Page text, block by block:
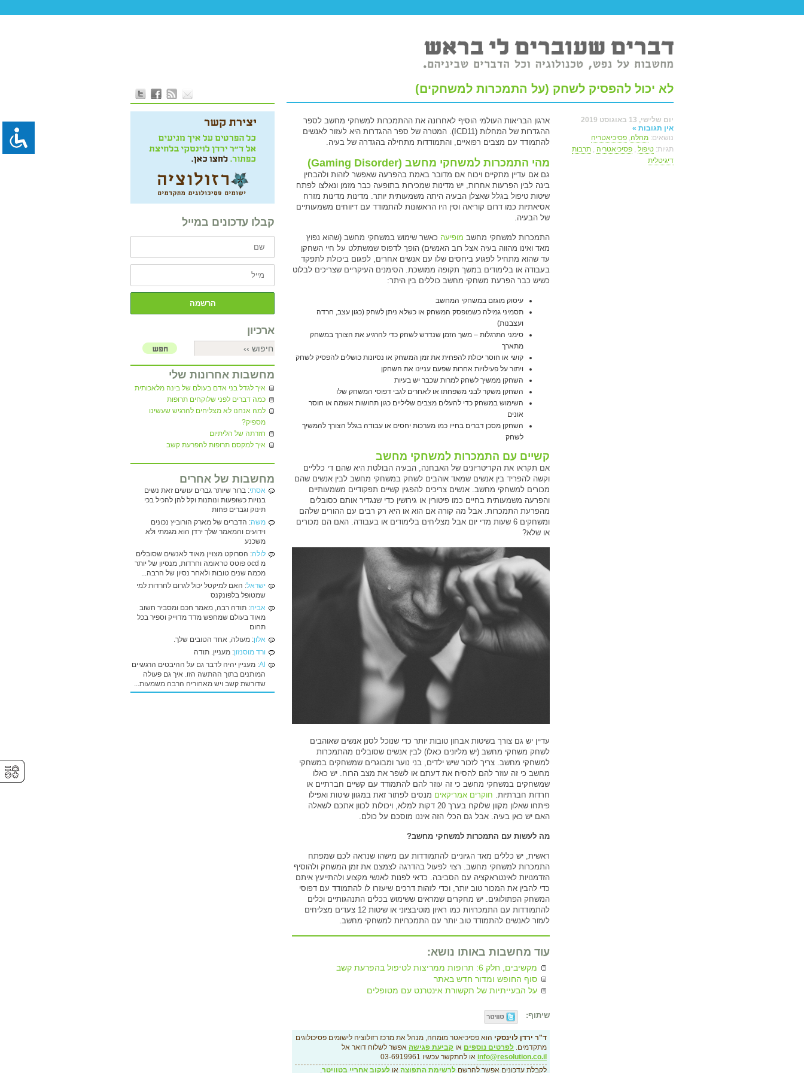
לא יכול להפסיק לשחק (על התמכרות למשחקים)
יום שלישי, 13 באוגוסט 2019
אין תגובות »
נושאים: מחלה, פסיכיאטריה
תגיות: טיפול , פסיכיאטריה , תרבות
דיגיטלית
ארגון הבריאות העולמי הוסיף לאחרונה את ההתמכרות למשחקי מחשב לספר
ההגדרות של המחלות (ICD11). המטרה של ספר ההגדרות היא לעזור לאנשים
להתמודד עם מצבים רפואיים, והתמודדות מתחילה בהגדרה של בעיה.
מהי התמכרות למשחקי מחשב (Gaming Disorder)
גם אם עדיין מתקיים ויכוח אם מדובר באמת בהפרעה שאפשר לזהות ולהבחין
בינה לבין הפרעות אחרות, יש מדינות שמכירות בתופעה כבר מזמן ונאלצו לפתח
שיטות טיפול בגלל שאצלן הבעיה היתה משמעותית יותר. מדינות מדינות מזרח
אסיאתיות כמו דרום קוריאה וסין היו הראשונות להתמודד עם דיווחים משמעותיים
של הבעיה.
התמכרות למשחקי מחשב מופיעה כאשר שימוש במשחקי מחשב (שהוא נפוץ
מאד ואינו מהווה בעיה אצל רוב האנשים) הופך לדפוס שמשתלט על חיי השחקן
עד שהוא מתחיל לפגוע ביחסים שלו עם אנשים אחרים, לפגום ביכולת לתפקד
בעבודה או בלימודים במשך תקופה ממושכת. הסימנים העיקריים שצריכים לבלוט
כשיש כבר הפרעת משחקי מחשב כוללים בין היתר:
עיסוק מוגזם במשחקי המחשב
תסמיני גמילה כשמופסק המשחק או כשלא ניתן לשחק (כגון עצב, חרדה
ועצבנות)
סימני התרגלות – משך הזמן שנדרש לשחק כדי להרגיע את הצורך במשחק
מתארך
קושי או חוסר יכולת להפחית את זמן המשחק או נסיונות כושלים להפסיק לשחק
ויתור על פעילויות אחרות שפעם עניינו את השחקן
השחקן ממשיך לשחק למרות שכבר יש בעיות
השחקן משקר לבני משפחתו או לאחרים לגבי דפוסי המשחק שלו
השימוש במשחק כדי להעלים מצבים שליליים כגון תחושות אשמה או חוסר
אונים
השחקן מסכן דברים בחייו כמו מערכות יחסים או עבודה בגלל הצורך להמשיך
לשחק
קשיים עם התמכרות למשחקי מחשב
אם תקראו את הקריטריונים של האבחנה, הבעיה הבולטת היא שהם די כלליים
וקשה להפריד בין אנשים שמאד אוהבים לשחק במשחקי מחשב לבין אנשים שהם
מכורים למשחקי מחשב. אנשים צריכים להפגין קשיים תפקודיים משמעותיים
והפרעה משמעותית בחיים כמו פיטורין או גירושין כדי שנגדיר אותם כסובלים
מהפרעת התמכרות. אבל מה קורה אם הוא או היא רק רבים עם ההורים שלהם
ומשחקים 6 שעות מדי יום אבל מצליחים בלימודים או בעבודה. האם הם מכורים
או שלא?
עדיין יש גם צורך בשיטות אבחון טובות יותר כדי שנוכל לסנן אנשים שאוהבים
לשחק משחקי מחשב (יש מליונים כאלו) לבין אנשים שסובלים מהתמכרות
למשחקי מחשב. צריך לזכור שיש ילדים, בני נוער ומבוגרים שמשחקים במשחקי
מחשב כי זה עוזר להם להסיח את דעתם או לשפר את מצב הרוח. יש כאלו
שמשחקים במשחקי מחשב כי זה עוזר להם להתמודד עם קשיים חברתיים או
חרדות חברתיות. חוקרים אמריקאים מנסים לפתור זאת במגוון שיטות ואפילו
פיתחו שאלון מקוון שלוקח בערך 20 דקות למלא, ויכולות לכוון אתכם לשאלה
האם יש כאן בעיה. אבל גם הכלי הזה איננו מוסכם על כולם.
מה לעשות עם התמכרות למשחקי מחשב?
ראשית, יש כללים מאד הגיוניים להתמודדות עם מישהו שנראה לכם שמפתח
התמכרות למשחקי מחשב. רצוי לפעול בהדרגה לצמצם את זמן המשחק ולהוסיף
הזדמנויות לאינטראקציה עם הסביבה. כדאי לפנות לאנשי מקצוע ולהתייעץ איתם
כדי להבין את המכור טוב יותר, וכדי לזהות דרכים שיעזרו לו להתמודד עם דפוסי
המשחק הפתולוגים. יש מחקרים שמראים ששימוש בכלים התנהגותיים וכלים
להתמודדות עם התמכרויות כמו ראיון מוטיבציוני או שיטות 12 צעדים מצליחים
לעזור לאנשים להתמודד טוב יותר עם התמכרויות למשחקי מחשב.
עוד מחשבות באותו נושא:
מקשיבים, חלק 6: תרופות ממריצות לטיפול בהפרעת קשב
סוף החופש ומדור חדש באתר
על הבעייתיות של תקשורת אינטרנט עם מטופלים
שיתוף:
ד"ר ירדן לוינסקי הוא פסיכיאטר מומחה, מנהל את מרכז רזולוציה לישומים פסיכולוגים
מתקדמים. לפרטים נוספים או קביעת פגישה אפשר לשלוח דואר אל
info@resolution.co.il או להתקשר עכשיו 03-6919961
לקבלת עדכונים אפשר להרשם לרשימת התפוצה או לעקוב אחריי בטוויטר.
קבלו עדכונים במייל
ארכיון
מחשבות אחרונות שלי
איך לגדל בני אדם בעולם של בינה מלאכותית
כמה דברים לפני שלוקחים תרופות
למה אנחנו לא מצליחים להרגיש שעשינו
מספיק?
חזרתה של הליתיום
איך למקסם תרופות להפרעת קשב
מחשבות של אחרים
אסתי: ברור שיותר גברים עושים זאת נשים
בנויות כשופעות ונותנות וקל להן להכיל בכי
תינוק וגברים פחות
משה: הדברים של מארק הורוביץ נכונים
וידועים והמאמר שלך ירדן הוא מגמתי ולא
משכנע
לולה: הסרוקט מצויין מאוד לאנשים שסובלים
מ ocd פוטס טראומה וחרדות, מנסיון של יותר
מכמה שנים טובות ולאחר נסיון של הרבה...
ישראל: האם למיקטל יכול לגרום לחרדות למי
שמטופל בלפונקנס
אביה: תודה רבה, מאמר חכם ומסביר חשוב
מאוד בעולם שמחפש מדד מדוייק וספיר בכל
תחום
אלון: מעולה, אחד הטובים שלך.
ורד מוסנזון: מעניין. תודה
Al: מעניין יהיה לדבר גם על ההיבטים הרגשיים
המותנים בתוך ההתשה הזו. איך גם פעולה
שדורשת קשב ויש מאחוריה הרבה משמעות...
⚥︎
⚥︎